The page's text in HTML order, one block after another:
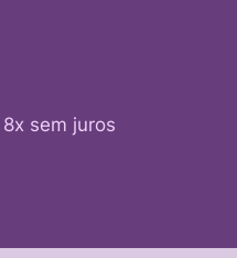
sem juros